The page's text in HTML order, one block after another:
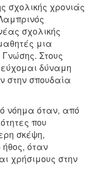
σχολικής χρονιάς
σχολικής
μια
Γνώσης. Στους
εύχομαι δύναμη
στην σπουδαία
νόημα όταν, από
που
σκέψη,
ήθος, όταν
χρήσιμους στην